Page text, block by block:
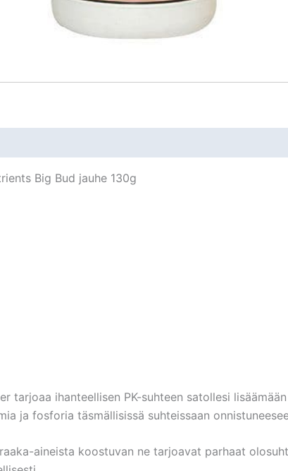
Big Bud jauhe 130g
tarjoaa ihanteellisen PK-suhteen satollesi
ja fosforia täsmällisissä suhteissaan
aineista koostuvan ne tarjoavat parhaat